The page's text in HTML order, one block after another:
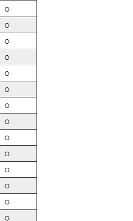
○
○
○
○
○
○
○
○
○
○
○
○
○
○